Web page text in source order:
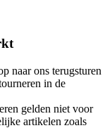
naar ons terugsturen
in de
gelden niet voor
artikelen zoals